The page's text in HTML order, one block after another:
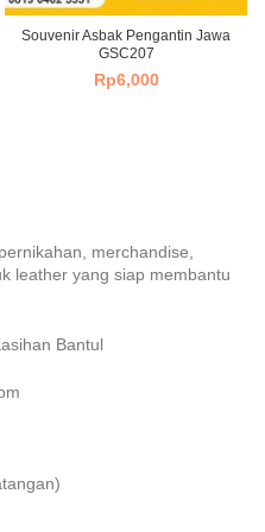
Souvenir Asbak Pengantin Jawa
GSC207
Rp6,000
merchandise,
leather yang siap membantu
Bantul